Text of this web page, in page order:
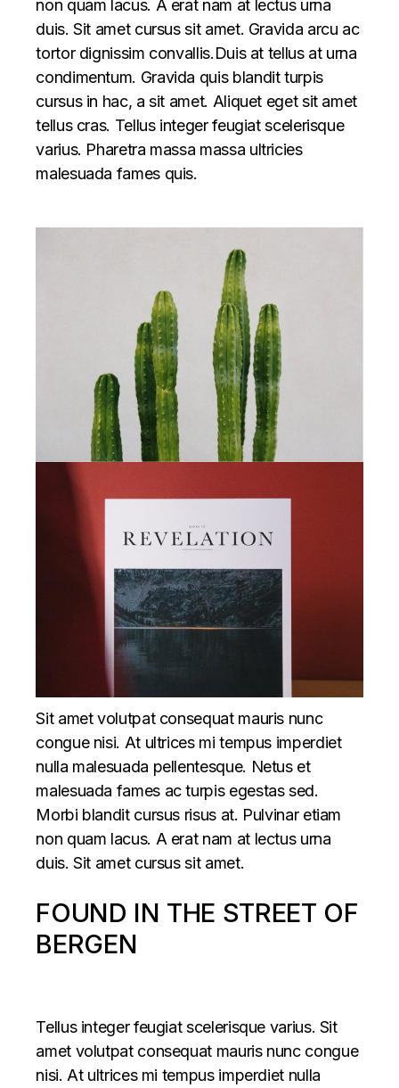
non quam lacus. A erat nam at lectus urna
duis. Sit amet cursus sit amet. Gravida arcu ac
tortor dignissim convallis.Duis at tellus at urna
condimentum. Gravida quis blandit turpis
cursus in hac, a sit amet. Aliquet eget sit amet
tellus cras. Tellus integer feugiat scelerisque
varius. Pharetra massa massa ultricies
malesuada fames quis.
Sit amet volutpat consequat mauris nunc
congue nisi. At ultrices mi tempus imperdiet
nulla malesuada pellentesque. Netus et
malesuada fames ac turpis egestas sed.
Morbi blandit cursus risus at. Pulvinar etiam
non quam lacus. A erat nam at lectus urna
duis. Sit amet cursus sit amet.
FOUND IN THE STREET OF
BERGEN
Tellus integer feugiat scelerisque varius. Sit
amet volutpat consequat mauris nunc congue
nisi. At ultrices mi tempus imperdiet nulla